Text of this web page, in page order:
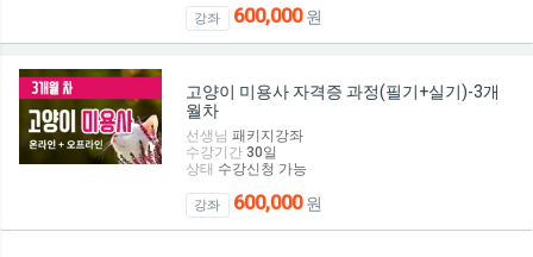
강좌 600,000원
고양이 미용사 자격증 과정(필기+실기)-3개
월차
선생님 패키지강좌
수강기간 30일
상태 수강신청 가능
강좌 600,000원